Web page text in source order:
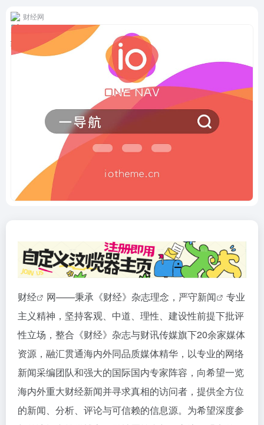
财经网
财经 网——秉承《财经》杂志理念，严守新闻
专业
主义精神，坚持客观、中道、理性、建设性前提下批评
性立场，整合《财经》杂志与财讯传媒旗下20余家媒体
资源，融汇贯通海内外同品质媒体精华，以专业的网络
新闻采编团队和强大的国际国内专家阵容，向希望一览
海内外重大财经新闻并寻求真相的访问者，提供全方位
的新闻、分析、评论与可信赖的信息源。为希望深度参